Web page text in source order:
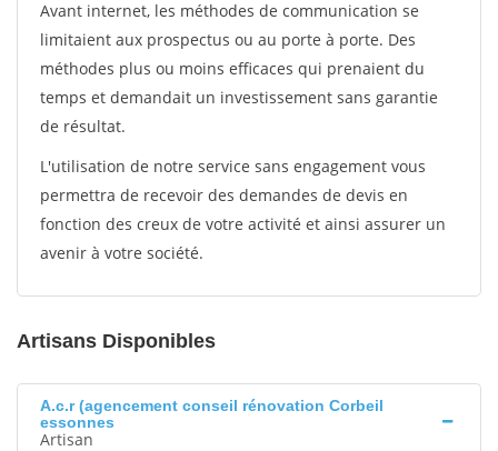
Avant internet, les méthodes de communication se
limitaient aux prospectus ou au porte à porte. Des
méthodes plus ou moins efficaces qui prenaient du
temps et demandait un investissement sans garantie
de résultat.
L'utilisation de notre service sans engagement vous
permettra de recevoir des demandes de devis en
fonction des creux de votre activité et ainsi assurer un
avenir à votre société.
Artisans Disponibles
A.c.r (agencement conseil rénovation Corbeil
essonnes
Artisan